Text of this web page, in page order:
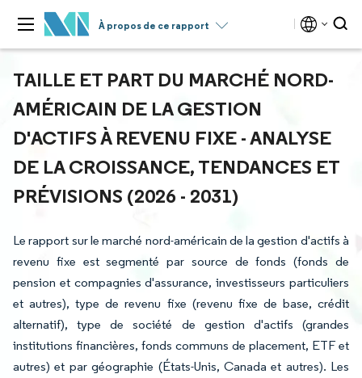
À propos de ce rapport
TAILLE ET PART DU MARCHÉ NORD-
AMÉRICAIN DE LA GESTION
D'ACTIFS À REVENU FIXE - ANALYSE
DE LA CROISSANCE, TENDANCES ET
PRÉVISIONS (2026 - 2031)
Le rapport sur le marché nord-américain de la gestion d'actifs à
revenu fixe est segmenté par source de fonds (fonds de
pension et compagnies d'assurance, investisseurs particuliers
et autres), type de revenu fixe (revenu fixe de base, crédit
alternatif), type de société de gestion d'actifs (grandes
institutions financières, fonds communs de placement, ETF et
autres) et par géographie (États-Unis, Canada et autres). Les